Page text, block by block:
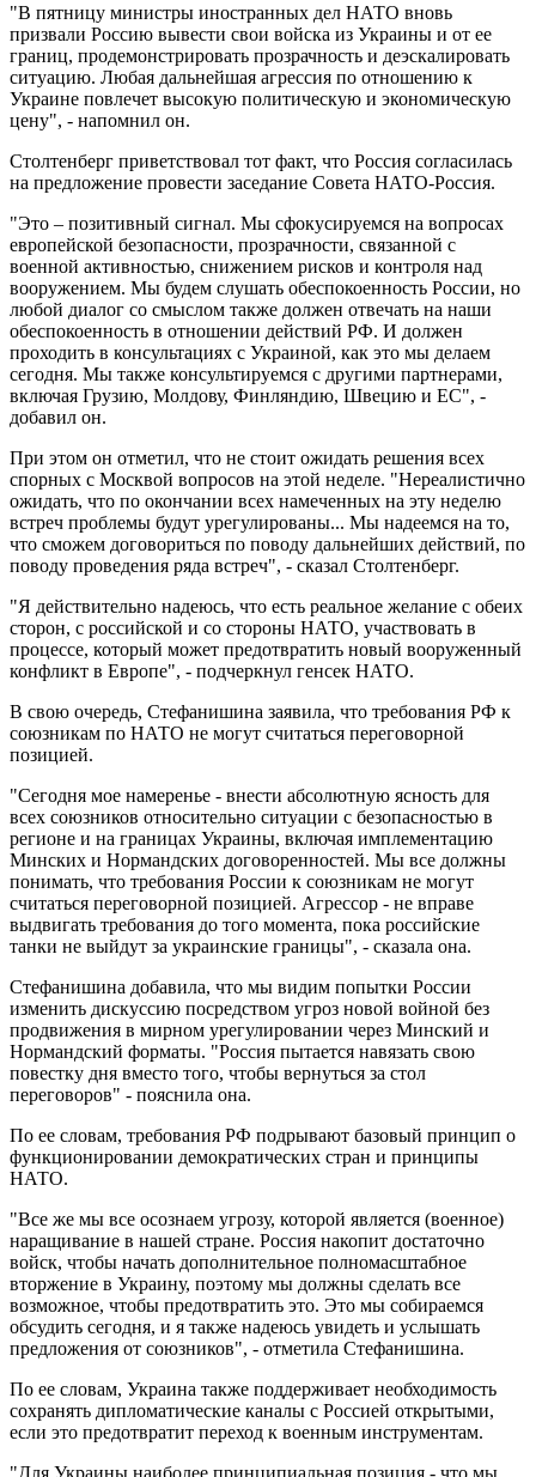
"В пятницу министры иностранных дел НАТО вновь
призвали Россию вывести свои войска из Украины и от ее
границ, продемонстрировать прозрачность и деэскалировать
ситуацию. Любая дальнейшая агрессия по отношению к
Украине повлечет высокую политическую и экономическую
цену", - напомнил он.
Столтенберг приветствовал тот факт, что Россия согласилась
на предложение провести заседание Совета НАТО-Россия.
"Это – позитивный сигнал. Мы сфокусируемся на вопросах
европейской безопасности, прозрачности, связанной с
военной активностью, снижением рисков и контроля над
вооружением. Мы будем слушать обеспокоенность России, но
любой диалог со смыслом также должен отвечать на наши
обеспокоенность в отношении действий РФ. И должен
проходить в консультациях с Украиной, как это мы делаем
сегодня. Мы также консультируемся с другими партнерами,
включая Грузию, Молдову, Финляндию, Швецию и ЕС", -
добавил он.
При этом он отметил, что не стоит ожидать решения всех
спорных с Москвой вопросов на этой неделе. "Нереалистично
ожидать, что по окончании всех намеченных на эту неделю
встреч проблемы будут урегулированы... Мы надеемся на то,
что сможем договориться по поводу дальнейших действий, по
поводу проведения ряда встреч", - сказал Столтенберг.
"Я действительно надеюсь, что есть реальное желание с обеих
сторон, с российской и со стороны НАТО, участвовать в
процессе, который может предотвратить новый вооруженный
конфликт в Европе", - подчеркнул генсек НАТО.
В свою очередь, Стефанишина заявила, что требования РФ к
союзникам по НАТО не могут считаться переговорной
позицией.
"Сегодня мое намеренье - внести абсолютную ясность для
всех союзников относительно ситуации с безопасностью в
регионе и на границах Украины, включая имплементацию
Минских и Нормандских договоренностей. Мы все должны
понимать, что требования России к союзникам не могут
считаться переговорной позицией. Агрессор - не вправе
выдвигать требования до того момента, пока российские
танки не выйдут за украинские границы", - сказала она.
Стефанишина добавила, что мы видим попытки России
изменить дискуссию посредством угроз новой войной без
продвижения в мирном урегулировании через Минский и
Нормандский форматы. "Россия пытается навязать свою
повестку дня вместо того, чтобы вернуться за стол
переговоров" - пояснила она.
По ее словам, требования РФ подрывают базовый принцип о
функционировании демократических стран и принципы
НАТО.
"Все же мы все осознаем угрозу, которой является (военное)
наращивание в нашей стране. Россия накопит достаточно
войск, чтобы начать дополнительное полномасштабное
вторжение в Украину, поэтому мы должны сделать все
возможное, чтобы предотвратить это. Это мы собираемся
обсудить сегодня, и я также надеюсь увидеть и услышать
предложения от союзников", - отметила Стефанишина.
По ее словам, Украина также поддерживает необходимость
сохранять дипломатические каналы с Россией открытыми,
если это предотвратит переход к военным инструментам.
"Для Украины наиболее принципиальная позиция - что мы